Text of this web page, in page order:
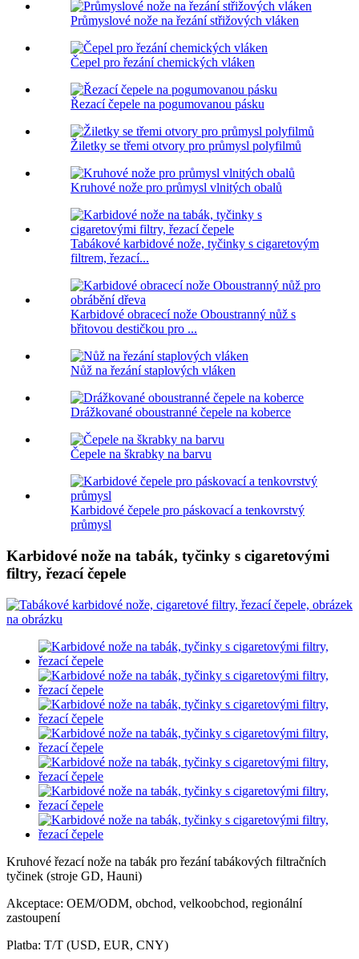
Průmyslové nože na řezání střižových vláken
Čepel pro řezání chemických vláken
Řezací čepele na pogumovanou pásku
Žiletky se třemi otvory pro průmysl polyfilmů
Kruhové nože pro průmysl vlnitých obalů
Tabákové karbidové nože, tyčinky s cigaretovým
filtrem, řezací...
Karbidové obracecí nože Oboustranný nůž s
břitovou destičkou pro ...
Nůž na řezání staplových vláken
Drážkované oboustranné čepele na koberce
Čepele na škrabky na barvu
Karbidové čepele pro páskovací a tenkovrstvý
průmysl
Karbidové nože na tabák, tyčinky s cigaretovými
filtry, řezací čepele
Kruhové řezací nože na tabák pro řezání tabákových filtračních
tyčinek (stroje GD, Hauni)
Akceptace: OEM/ODM, obchod, velkoobchod, regionální
zastoupení
Platba: T/T (USD, EUR, CNY)